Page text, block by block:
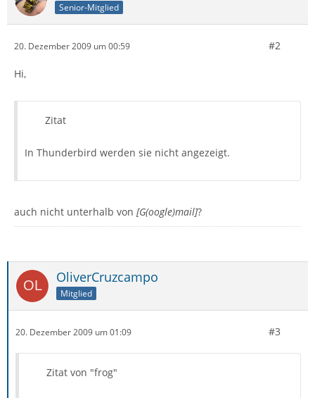
Senior-Mitglied
20. Dezember 2009 um 00:59 #2
Hi,
Zitat
In Thunderbird werden sie nicht angezeigt.
auch nicht unterhalb von [G(oogle)mail]?
OliverCruzcampo
Mitglied
20. Dezember 2009 um 01:09 #3
Zitat von "frog"